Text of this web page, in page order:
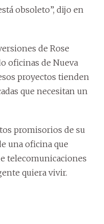
obsoleto”, dijo en
de Rose
oficinas de Nueva
proyectos tienden
que necesitan un
promisorios de su
una oficina que
telecomunicaciones
quiera vivir.